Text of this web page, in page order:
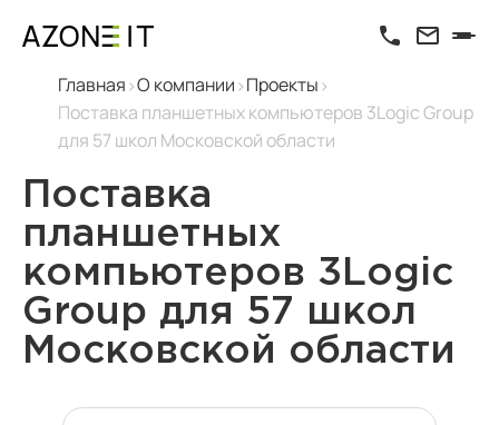
Главная О компании Проекты
Поставка планшетных компьютеров 3Logic Group
для 57 школ Московской области
Поставка
планшетных
компьютеров 3Logic
Group для 57 школ
Московской области